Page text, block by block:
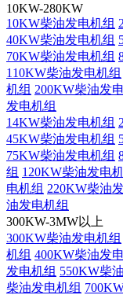
10KW-280KW
10KW柴油发电机组
40KW柴油发电机组
70KW柴油发电机组
110KW柴油发电机组
机组 200KW柴油发
发电机组
14KW柴油发电机组
45KW柴油发电机组
75KW柴油发电机组
组 120KW柴油发电
电机组 220KW柴油
油发电机组
300KW-3MW以上
300KW柴油发电机组
机组 400KW柴油发
发电机组 550KW柴
柴油发电机组